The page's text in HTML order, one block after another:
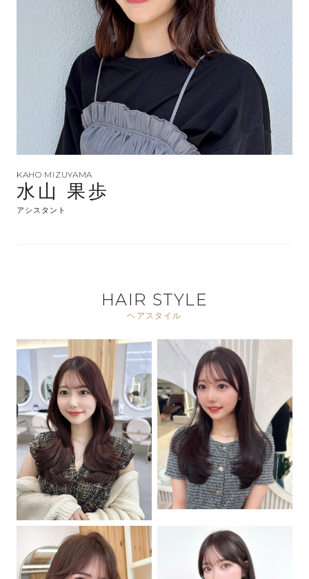
KAHO MIZUYAMA
水山 果歩
アシスタント
HAIR STYLE
ヘアスタイル